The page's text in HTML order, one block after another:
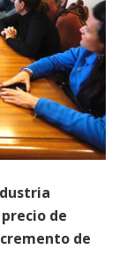
de
de